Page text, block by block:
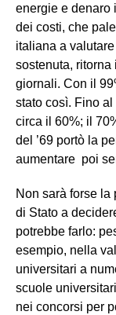
energie e denaro
dei costi, che
italiana a
sostenuta, ritorna
giornali. Con il
stato così. Fino
circa il 60%; il
del ’69 portò la
aumentare poi
Non sarà forse la
di Stato a
potrebbe farlo:
esempio, nella
universitari a
scuole
nei concorsi per